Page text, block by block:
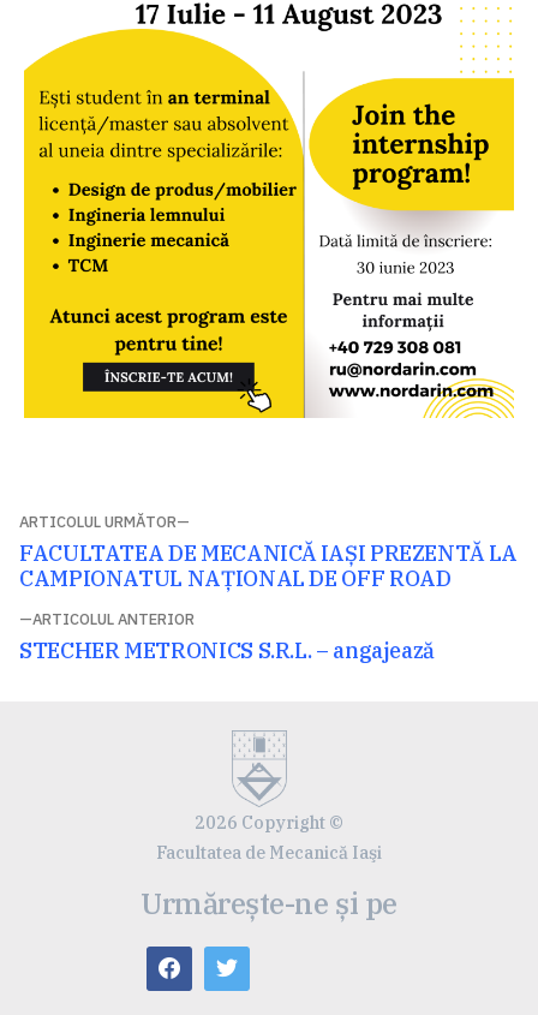
Navigare
în
articole
ARTICOLUL ANTERIOR
Articolul
STECHER METRONICS S.R.L. – angajează
ARTICOLUL URMĂTOR
Articolul
următor:
FACULTATEA DE MECANICĂ IAȘI PREZENTĂ LA
CAMPIONATUL NAȚIONAL DE OFF ROAD
2026 Copyright ©
Facultatea de Mecanică Iaşi
Urmărește-ne și pe